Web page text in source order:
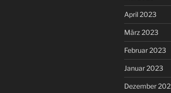
April 2023
März 2023
Februar 2023
Januar 2023
Dezember